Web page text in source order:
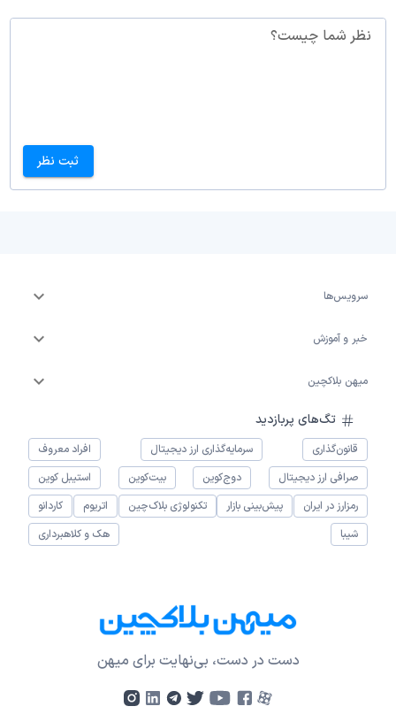
نظر شما چیست؟
ثبت نظر
سرویس‌ها
خبر و آموزش
میهن بلاکچین
تگ‌های پربازدید
قانون‌گذاری سرمایه‌گذاری ارز دیجیتال
افراد معروف
صرافی ارز دیجیتال
دوج‌کوین بیت‌کوین
استیبل کوین
رمزارز در ایران
پیش‌بینی بازار تکنولوژی بلاک‌چین اتریوم
کاردانو
شیبا
هک و کلاهبرداری
دست در دست، بی‌نهایت برای میهن